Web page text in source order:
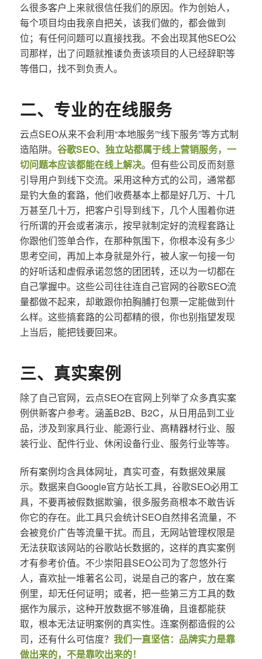
么很多客户上来就很信任我们的原因。作为创始人，
每个项目均由我亲自把关，该我们做的，都会做到
位；有任何问题可以直接找我。不会出现其他SEO公
司那样，出了问题就推诿负责该项目的人已经辞职等
等借口，找不到负责人。
二、专业的在线服务
云点SEO从来不会利用“本地服务”“线下服务”等方式制
造陷阱。 谷歌SEO、独立站都属于线上营销服务，一
切问题本应该都能在线上解决。但有些公司反而刻意
引导用户到线下交流。采用这种方式的公司，通常都
是钓大鱼的套路，他们收费基本上都是好几万、十几
万甚至几十万，把客户引导到线下，几个人围着你进
行所谓的开会或者演示，按早就制定好的流程套路让
你跟他们签单合作，在那种氛围下，你根本没有多少
思考空间，再加上本身就是外行，被人家一句接一句
的好听话和虚假承诺忽悠的团团转，还以为一切都在
自己掌握中。这些公司往往连自己官网的谷歌SEO流
量都做不起来，却敢跟你拍胸脯打包票一定能做到什
么样。这些搞套路的公司都精的很，你也别指望发现
上当后，能把钱要回来。
三、真实案例
除了自己官网，云点SEO在官网上列举了众多真实案
例供新客户参考。涵盖B2B、B2C，从日用品到工业
品，涉及到家具行业、能源行业、高精器材行业、服
装行业、配件行业、休闲设备行业、服务行业等等。
所有案例均含具体网址，真实可查，有数据效果展
示。数据来自Google官方站长工具，谷歌SEO必用工
具，不要再被假数据欺骗，很多服务商根本不敢告诉
你它的存在。此工具只会统计SEO自然排名流量，不
会被竞价广告等流量干扰。而且，无网站管理权限是
无法获取该网站的谷歌站长数据的，这样的真实案例
才有参考价值。不少崇阳县SEO公司为了忽悠外行
人，喜欢扯一堆著名公司，说是自己的客户，放在案
例里，却无任何证明；或者，把一些第三方工具的数
据作为展示，这种开放数据不够准确，且谁都能获
取，根本无法证明案例的真实性。连案例都造假的公
司，还有什么可信度？ 我们一直坚信：品牌实力是靠
做出来的，不是靠吹出来的！